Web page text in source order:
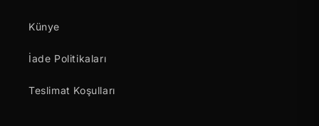
Künye
İade Politikaları
Teslimat Koşulları